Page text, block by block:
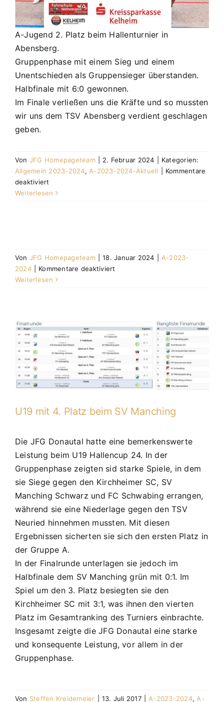
A-Jugend 2. Platz beim Hallenturnier in
Abensberg.
Gruppenphase mit einem Sieg und einem
Unentschieden als Gruppensieger überstanden.
Halbfinale mit 6:0 gewonnen.
Im Finale verließen uns die Kräfte und so mussten
wir uns dem TSV Abensberg verdient geschlagen
geben.
Von JFG Homepageteam 2. Februar 2024
Kategorien:
Allgemein 2023-2024, A-2023-2024-Aktuell
Kommentare
deaktiviert
A-
in
Abensberg
Weiterlesen
Von JFG Homepageteam 18. Januar 2024
A-2023-
2024
Kommentare deaktiviert
Weiterlesen
U19 mit 4. Platz beim SV Manching
Die JFG Donautal hatte eine bemerkenswerte
Leistung beim U19 Hallencup 24. In der
Gruppenphase zeigten sid starke Spiele, in dem
sie Siege gegen den Kirchheimer SC, SV
Manching Schwarz und FC Schwabing errangen,
während sie eine Niederlage gegen den TSV
Neuried hinnehmen mussten. Mit diesen
Ergebnissen sicherten sie sich den ersten Platz in
der Gruppe A.
In der Finalrunde unterlagen sie jedoch im
Halbfinale dem SV Manching grün mit 0:1. Im
Spiel um den 3. Platz besiegten sie den
Kirchheimer SC mit 3:1, was ihnen den vierten
Platz im Gesamtranking des Turniers einbrachte.
Insgesamt zeigte die JFG Donautal eine starke
und konsequente Leistung, vor allem in der
Gruppenphase.
Von Steffen Kreidemeier 13. Juli 2017 A-2023-2024, A-